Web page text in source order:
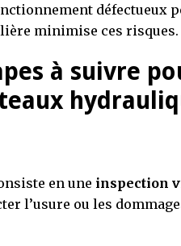
défectueux
minimise ces risques.
à suivre
en une inspection
l’usure ou les